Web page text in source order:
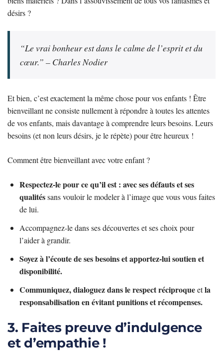
désirs ?
“Le vrai bonheur est dans le calme de l’esprit et du
cœur.” – Charles Nodier
Et bien, c’est exactement la même chose pour vos enfants ! Être
bienveillant ne consiste nullement à répondre à toutes les attentes
de vos enfants, mais davantage à comprendre leurs besoins. Leurs
besoins (et non leurs désirs, je le répète) pour être heureux !
Comment être bienveillant avec votre enfant ?
Respectez-le pour ce qu’il est : avec ses défauts et ses
qualitéssans vouloir le modeler à l’image que vous vous faites
de lui.
Accompagnez-le dans ses découvertes et ses choix pour
l’aider à grandir.
Soyez à l’écoute de ses besoins et apportez-lui soutien et
disponibilité.
Communiquez, dialoguez dans le respect réciproqueetla
responsabilisation en évitant punitions et récompenses.
3. Faites preuve d’indulgence
et d’empathie !